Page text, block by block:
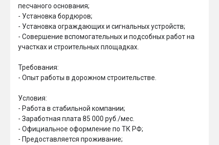
песчаного основания;
- Установка бордюров;
- Установка ограждающих и сигнальных устройств;
- Совершение вспомогательных и подсобных работ на
участках и строительных площадках.
Требования:
- Опыт работы в дорожном строительстве.
Условия:
- Работа в стабильной компании;
- Заработная плата 85 000 руб./мес.
- Официальное оформление по ТК РФ;
- Предоставляется проживание;